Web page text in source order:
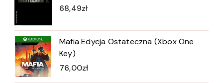
68,49zł
Mafia Edycja Ostateczna (Xbox One
Key)
76,00zł